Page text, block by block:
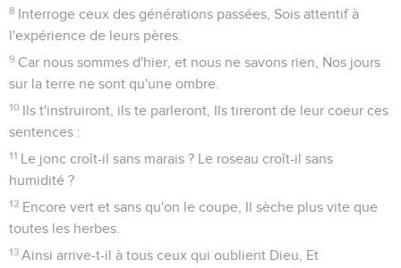
8 Interroge ceux des générations passées, Sois attentif à
l'expérience de leurs pères.
9 Car nous sommes d'hier, et nous ne savons rien, Nos jours
sur la terre ne sont qu'une ombre.
10 Ils t'instruiront, ils te parleront, Ils tireront de leur coeur ces
sentences :
11 Le jonc croît-il sans marais ? Le roseau croît-il sans
humidité ?
12 Encore vert et sans qu'on le coupe, Il sèche plus vite que
toutes les herbes.
13 Ainsi arrive-t-il à tous ceux qui oublient Dieu, Et